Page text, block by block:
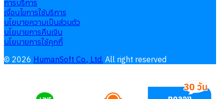
การบริการ
เงื่อนไขการใช้บริการ
นโยบายความเป็นส่วนตัว
นโยบายการคืนเงิน
นโยบายการใช้คุกกี้
© 2026 HumanSoft Co., Ltd. All right reserved